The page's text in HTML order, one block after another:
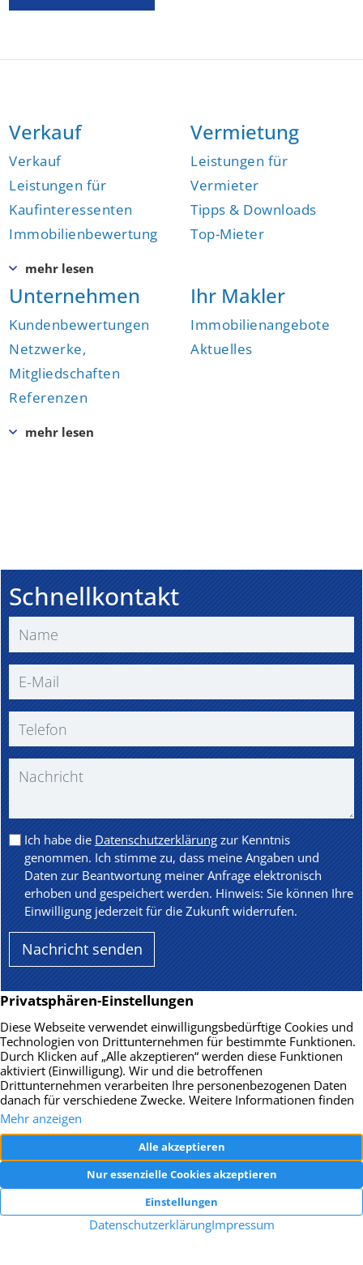
Verkauf
Verkauf
Leistungen für
Kaufinteressenten
Immobilienbewertung
Vermietung
Leistungen für
Vermieter
Tipps & Downloads
Top-Mieter
Unternehmen
Kundenbewertungen
Netzwerke,
Mitgliedschaften
Referenzen
Ihr Makler
Immobilienangebote
Aktuelles
Schnellkontakt
Ich habe dieDatenschutzerklärungzur Kenntnis
genommen. Ich stimme zu, dass meine Angaben und
Daten zur Beantwortung meiner Anfrage elektronisch
erhoben und gespeichert werden. Hinweis: Sie können Ihre
Einwilligung jederzeit für die Zukunft widerrufen.
BRATEK Immobilien
Tapachstr. 65/8
70437 Stuttgart-Zuffenhausen/Rot
E-Mail senden